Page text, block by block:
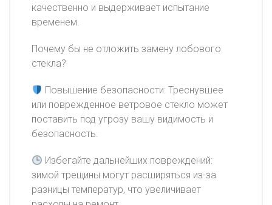
качественно и выдерживает испытание
временем.
Почему бы не отложить замену лобового
стекла?
Повышение безопасности: Треснувшее
или поврежденное ветровое стекло может
поставить под угрозу вашу видимость и
безопасность.
Избегайте дальнейших повреждений:
зимой трещины могут расширяться из-за
разницы температур, что увеличивает